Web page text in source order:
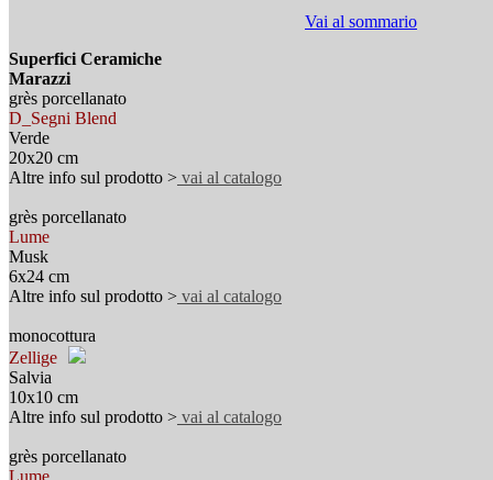
Vai al sommario
Superfici Ceramiche
Marazzi
grès porcellanato
D_Segni Blend
Verde
20x20 cm
Altre info sul prodotto > vai al catalogo
grès porcellanato
Lume
Musk
6x24 cm
Altre info sul prodotto > vai al catalogo
monocottura
Zellige
Salvia
10x10 cm
Altre info sul prodotto > vai al catalogo
grès porcellanato